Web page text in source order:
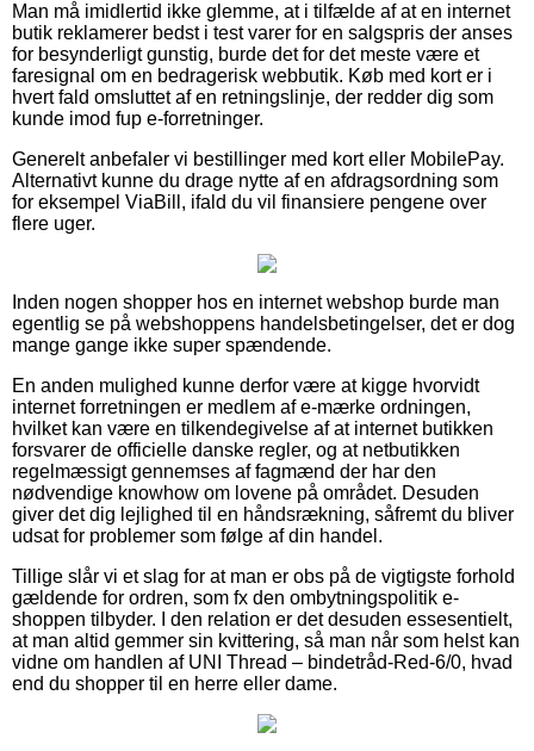
Man må imidlertid ikke glemme, at i tilfælde af at en internet
butik reklamerer bedst i test varer for en salgspris der anses
for besynderligt gunstig, burde det for det meste være et
faresignal om en bedragerisk webbutik. Køb med kort er i
hvert fald omsluttet af en retningslinje, der redder dig som
kunde imod fup e-forretninger.
Generelt anbefaler vi bestillinger med kort eller MobilePay.
Alternativt kunne du drage nytte af en afdragsordning som
for eksempel ViaBill, ifald du vil finansiere pengene over
flere uger.
Inden nogen shopper hos en internet webshop burde man
egentlig se på webshoppens handelsbetingelser, det er dog
mange gange ikke super spændende.
En anden mulighed kunne derfor være at kigge hvorvidt
internet forretningen er medlem af e-mærke ordningen,
hvilket kan være en tilkendegivelse af at internet butikken
forsvarer de officielle danske regler, og at netbutikken
regelmæssigt gennemses af fagmænd der har den
nødvendige knowhow om lovene på området. Desuden
giver det dig lejlighed til en håndsrækning, såfremt du bliver
udsat for problemer som følge af din handel.
Tillige slår vi et slag for at man er obs på de vigtigste forhold
gældende for ordren, som fx den ombytningspolitik e-
shoppen tilbyder. I den relation er det desuden essesentielt,
at man altid gemmer sin kvittering, så man når som helst kan
vidne om handlen af UNI Thread – bindetråd-Red-6/0, hvad
end du shopper til en herre eller dame.